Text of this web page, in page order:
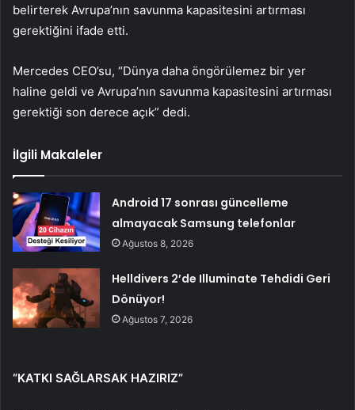
belirterek Avrupa’nın savunma kapasitesini artırması
gerektiğini ifade etti.
Mercedes CEO’su, “Dünya daha öngörülemez bir yer
haline geldi ve Avrupa’nın savunma kapasitesini artırması
gerektiği son derece açık” dedi.
İlgili Makaleler
Android 17 sonrası güncelleme
almayacak Samsung telefonlar
Ağustos 8, 2026
Helldivers 2’de Illuminate Tehdidi Geri
Dönüyor!
Ağustos 7, 2026
“KATKI SAĞLARSAK HAZIRIZ”